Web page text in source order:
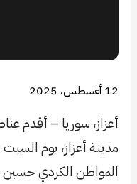
12 أغسطس، 2025
أعزاز، سوريا – أقدم
المواطن الكردي حسين